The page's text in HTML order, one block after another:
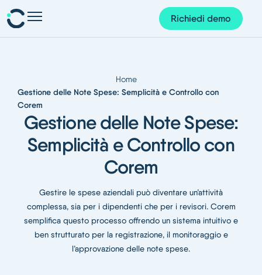
Progetti e finanze
Gestione dei documenti
Corem AI
Su di noi
Blog
Richiedi demo
Home
Gestione delle Note Spese: Semplicità e Controllo con
Corem
Gestione delle Note Spese:
Semplicità e Controllo con
Corem
Gestire le spese aziendali può diventare un’attività
complessa, sia per i dipendenti che per i revisori. Corem
semplifica questo processo offrendo un sistema intuitivo e
ben strutturato per la registrazione, il monitoraggio e
l’approvazione delle note spese.